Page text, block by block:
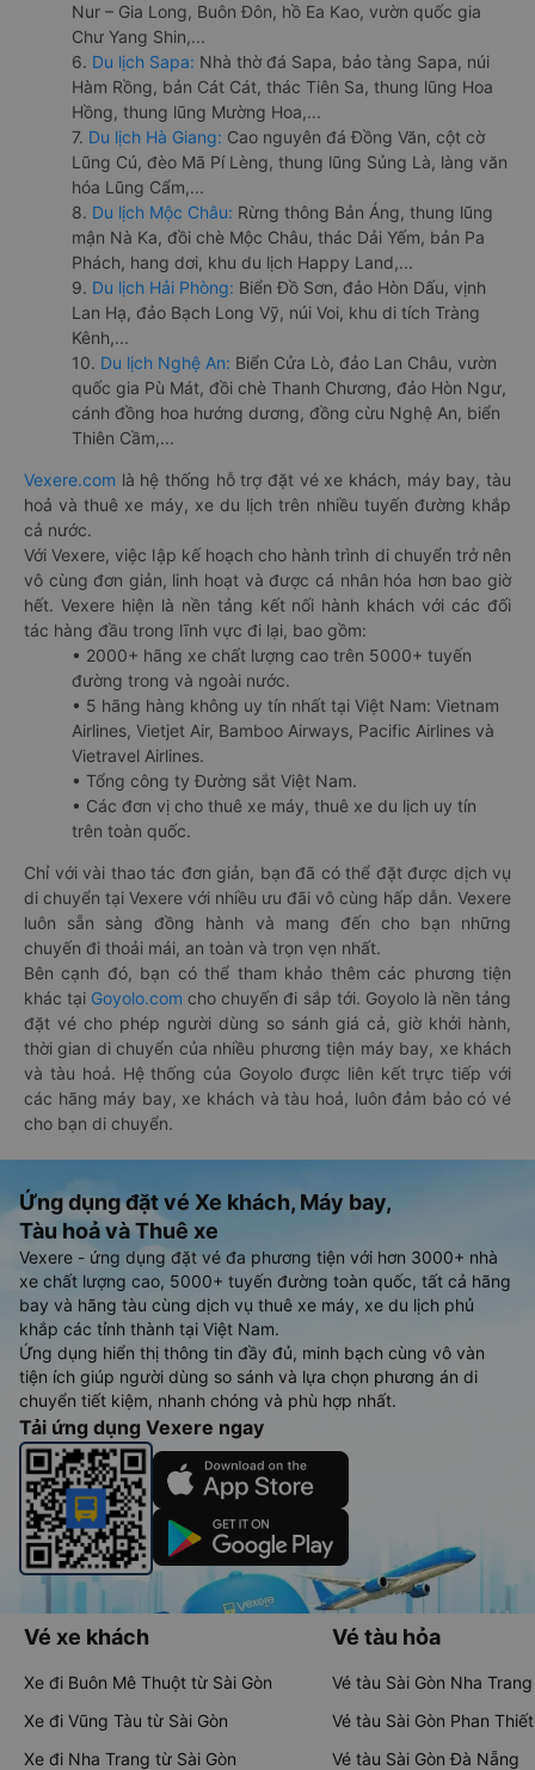
Nur – Gia Long, Buôn Đôn, hồ Ea Kao, vườn quốc gia
Chư Yang Shin,...
6. Du lịch Sapa: Nhà thờ đá Sapa, bảo tàng Sapa, núi
Hàm Rồng, bản Cát Cát, thác Tiên Sa, thung lũng Hoa
Hồng, thung lũng Mường Hoa,...
7. Du lịch Hà Giang: Cao nguyên đá Đồng Văn, cột cờ
Lũng Cú, đèo Mã Pí Lèng, thung lũng Sủng Là, làng văn
hóa Lũng Cẩm,...
8. Du lịch Mộc Châu: Rừng thông Bản Áng, thung lũng
mận Nà Ka, đồi chè Mộc Châu, thác Dải Yếm, bản Pa
Phách, hang dơi, khu du lịch Happy Land,...
9. Du lịch Hải Phòng: Biển Đồ Sơn, đảo Hòn Dấu, vịnh
Lan Hạ, đảo Bạch Long Vỹ, núi Voi, khu di tích Tràng
Kênh,...
10. Du lịch Nghệ An: Biển Cửa Lò, đảo Lan Châu, vườn
quốc gia Pù Mát, đồi chè Thanh Chương, đảo Hòn Ngư,
cánh đồng hoa hướng dương, đồng cừu Nghệ An, biển
Thiên Cầm,...
Vexere.com là hệ thống hỗ trợ đặt vé xe khách, máy bay, tàu
hoả và thuê xe máy, xe du lịch trên nhiều tuyến đường khắp
cả nước.
Với Vexere, việc lập kế hoạch cho hành trình di chuyển trở nên
vô cùng đơn giản, linh hoạt và được cá nhân hóa hơn bao giờ
hết. Vexere hiện là nền tảng kết nối hành khách với các đối
tác hàng đầu trong lĩnh vực đi lại, bao gồm:
• 2000+ hãng xe chất lượng cao trên 5000+ tuyến
đường trong và ngoài nước.
• 5 hãng hàng không uy tín nhất tại Việt Nam: Vietnam
Airlines, Vietjet Air, Bamboo Airways, Pacific Airlines và
Vietravel Airlines.
• Tổng công ty Đường sắt Việt Nam.
• Các đơn vị cho thuê xe máy, thuê xe du lịch uy tín
trên toàn quốc.
Chỉ với vài thao tác đơn giản, bạn đã có thể đặt được dịch vụ
di chuyển tại Vexere với nhiều ưu đãi vô cùng hấp dẫn. Vexere
luôn sẵn sàng đồng hành và mang đến cho bạn những
chuyến đi thoải mái, an toàn và trọn vẹn nhất.
Bên cạnh đó, bạn có thể tham khảo thêm các phương tiện
khác tại Goyolo.com cho chuyến đi sắp tới. Goyolo là nền tảng
đặt vé cho phép người dùng so sánh giá cả, giờ khởi hành,
thời gian di chuyển của nhiều phương tiện máy bay, xe khách
và tàu hoả. Hệ thống của Goyolo được liên kết trực tiếp với
các hãng máy bay, xe khách và tàu hoả, luôn đảm bảo có vé
cho bạn di chuyển.
Ứng dụng đặt vé Xe khách, Máy bay,
Tàu hoả và Thuê xe
Vexere - ứng dụng đặt vé đa phương tiện với hơn 3000+ nhà
xe chất lượng cao, 5000+ tuyến đường toàn quốc, tất cả hãng
bay và hãng tàu cùng dịch vụ thuê xe máy, xe du lịch phủ
khắp các tỉnh thành tại Việt Nam.
Ứng dụng hiển thị thông tin đầy đủ, minh bạch cùng vô vàn
tiện ích giúp người dùng so sánh và lựa chọn phương án di
chuyển tiết kiệm, nhanh chóng và phù hợp nhất.
Tải ứng dụng Vexere ngay
Vé xe khách
Xe đi Buôn Mê Thuột từ Sài Gòn
Xe đi Vũng Tàu từ Sài Gòn
Xe đi Nha Trang từ Sài Gòn
Vé tàu hỏa
Vé tàu Sài Gòn Nha Trang
Vé tàu Sài Gòn Phan Thiết
Vé tàu Sài Gòn Đà Nẵng